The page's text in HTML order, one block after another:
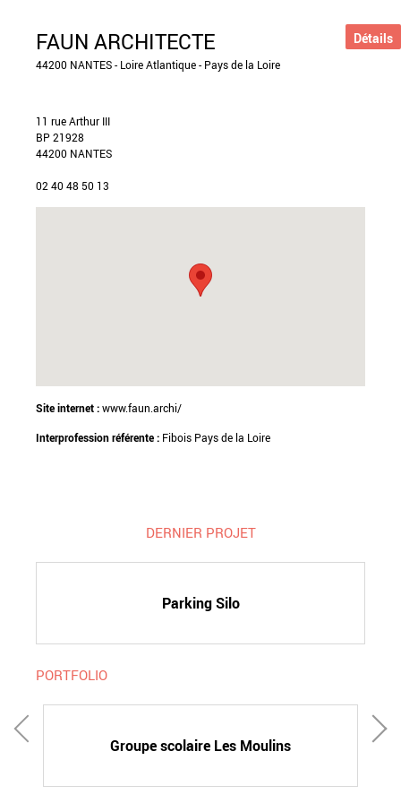
FAUN ARCHITECTE
44200 NANTES - Loire Atlantique - Pays de la Loire
11 rue Arthur III
BP 21928
44200 NANTES
02 40 48 50 13
Site internet :www.faun.archi/
Interprofession référente : Fibois Pays de la Loire
DERNIER PROJET
Parking Silo
Détails
PORTFOLIO
Groupe scolaire Les Moulins